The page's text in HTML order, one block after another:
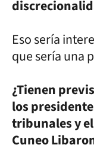
Eso sería
que sería una
¿Tienen
los
tribunales y
Cuneo